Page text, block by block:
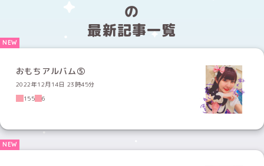
の
最新記事一覧
おもちアルバム⑤
2022年12月14日 23時45分
155
6